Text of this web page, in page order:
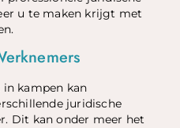
u te maken krijgt met
in kampen kan
juridische
Dit kan onder meer het